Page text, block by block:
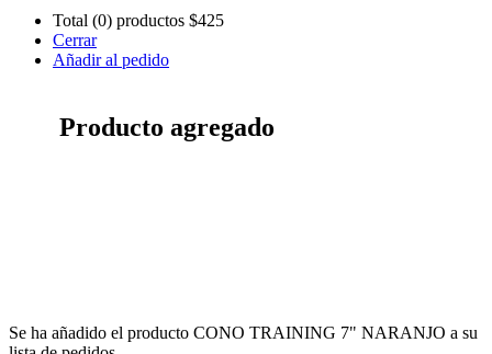
Total (0) productos $425
Cerrar
Añadir al pedido
Producto agregado
Se ha añadido el producto CONO TRAINING 7" NARANJO a su